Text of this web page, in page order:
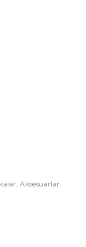
Aksesuarlar